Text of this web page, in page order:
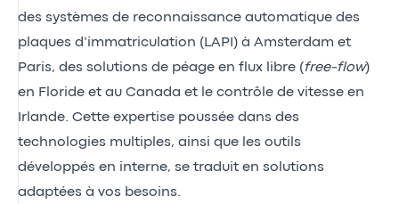
des systèmes de reconnaissance automatique des
plaques d’immatriculation (LAPI) à Amsterdam et
Paris, des solutions de péage en flux libre ( free-flow)
en Floride et au Canada et le contrôle de vitesse en
Irlande. Cette expertise poussée dans des
technologies multiples, ainsi que les outils
développés en interne, se traduit en solutions
adaptées à vos besoins.